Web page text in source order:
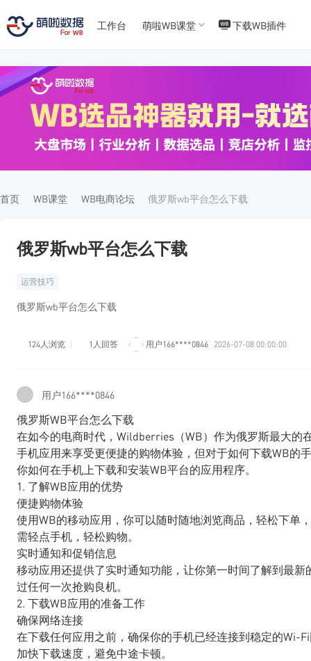
45
工作台 萌啦WB课堂 下载WB插件
首页 WB课堂 WB电商论坛 俄罗斯wb平台怎么下载
俄罗斯wb平台怎么下载
运营技巧
俄罗斯wb平台怎么下载
124人浏览 1人回答 用户166****0846 2026-07-08 00:00:00
用户166****0846
俄罗斯WB平台怎么下载
在如今的电商时代，Wildberries（WB）作为俄罗斯最大
手机应用来享受更便捷的购物体验，但对于如何下载WB的
你如何在手机上下载和安装WB平台的应用程序。
1. 了解WB应用的优势
便捷购物体验
使用WB的移动应用，你可以随时随地浏览商品，轻松下单
需轻点手机，轻松购物。
实时通知和促销信息
移动应用还提供了实时通知功能，让你第一时间了解到最
过任何一次抢购良机。
2. 下载WB应用的准备工作
确保网络连接
在下载任何应用之前，确保你的手机已经连接到稳定的Wi-
加快下载速度，避免中途卡顿。